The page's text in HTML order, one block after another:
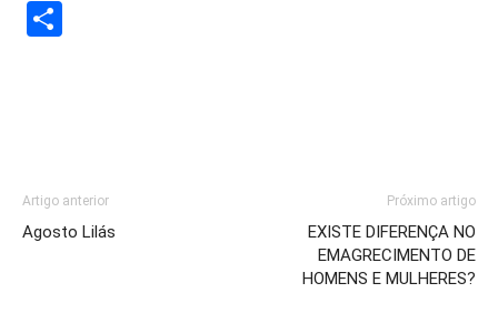
Artigo anterior
Agosto Lilás
Próximo artigo
EXISTE DIFERENÇA NO
EMAGRECIMENTO DE
HOMENS E MULHERES?